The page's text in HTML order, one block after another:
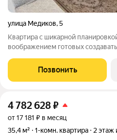
улица Медиков,5
Квартира с шикарной
воображением готовых
жизнь свои самые смелые
Трехкомнатная квартира
Позвонить
4 782 628₽
от 17 181 ₽ в месяц
35,4 м²
1-комн. квартира 2 этаж